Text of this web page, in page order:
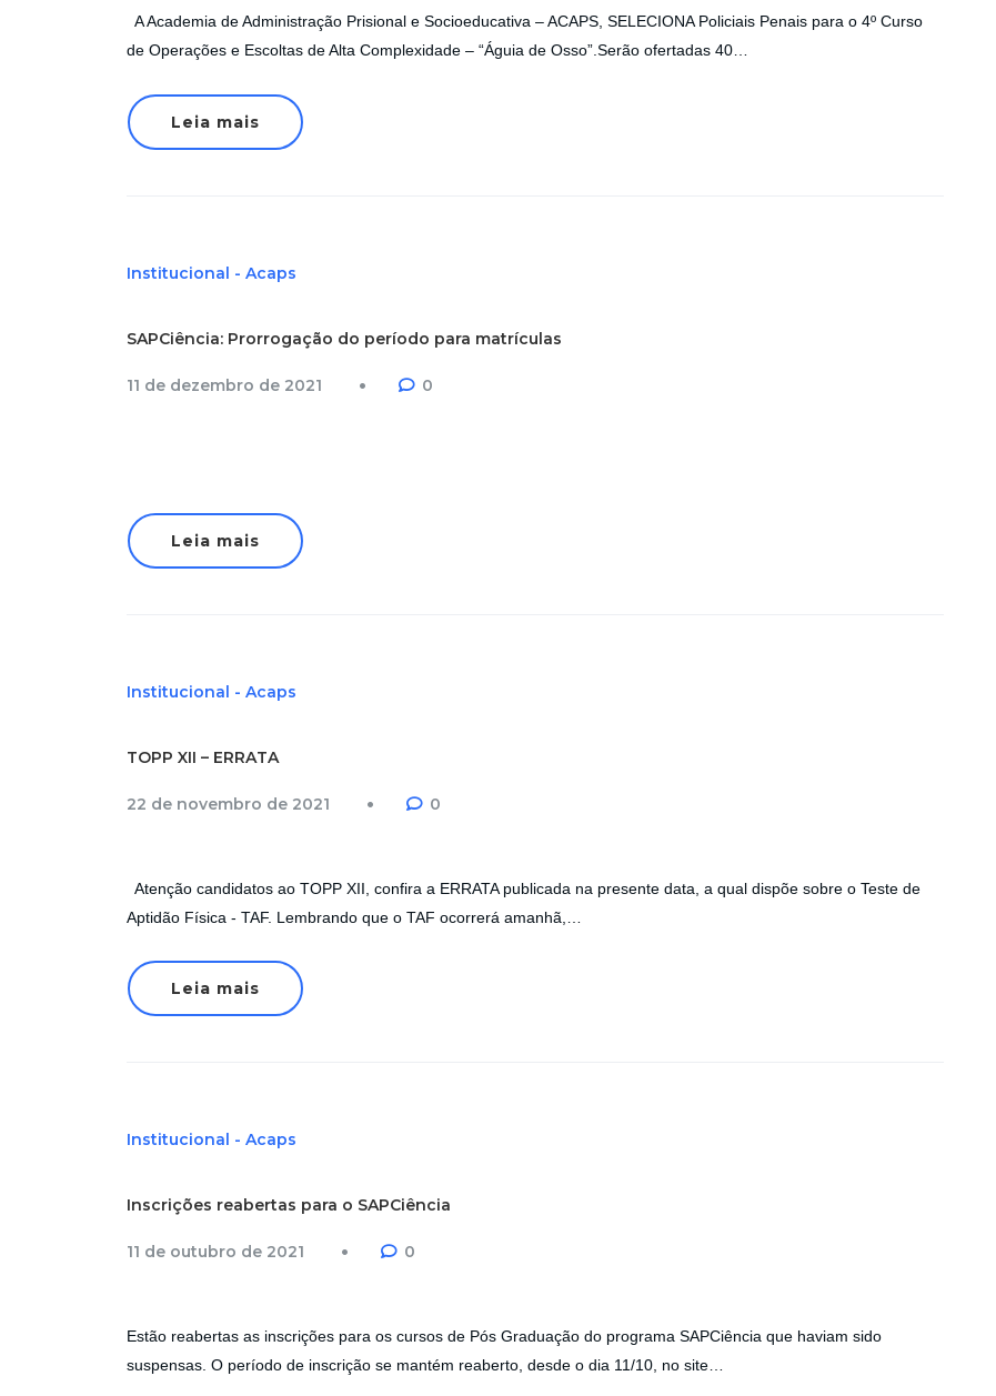
A Academia de Administração Prisional e Socioeducativa – ACAPS, SELECIONA Policiais Penais para o 4º Curso
de Operações e Escoltas de Alta Complexidade – “Águia de Osso”.Serão ofertadas 40…
Leia mais
Institucional - Acaps
SAPCiência: Prorrogação do período para matrículas
11 de dezembro de 2021 0
Leia mais
Institucional - Acaps
TOPP XII – ERRATA
22 de novembro de 2021 0
Atenção candidatos ao TOPP XII, confira a ERRATA publicada na presente data, a qual dispõe sobre o Teste de
Aptidão Física - TAF. Lembrando que o TAF ocorrerá amanhã,…
Leia mais
Institucional - Acaps
Inscrições reabertas para o SAPCiência
11 de outubro de 2021 0
Estão reabertas as inscrições para os cursos de Pós Graduação do programa SAPCiência que haviam sido
suspensas. O período de inscrição se mantém reaberto, desde o dia 11/10, no site…